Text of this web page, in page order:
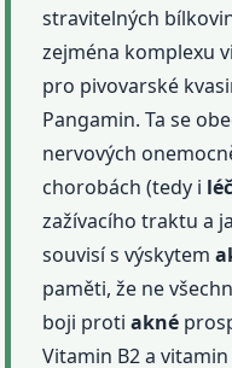
stravitelných
zejména komplexu
pro pivovarské
Pangamin. Ta se
nervových
chorobách (tedy i
zažívacího traktu a
souvisí s výskytem
paměti, že ne
boji protiakné
Vitamin B2 a